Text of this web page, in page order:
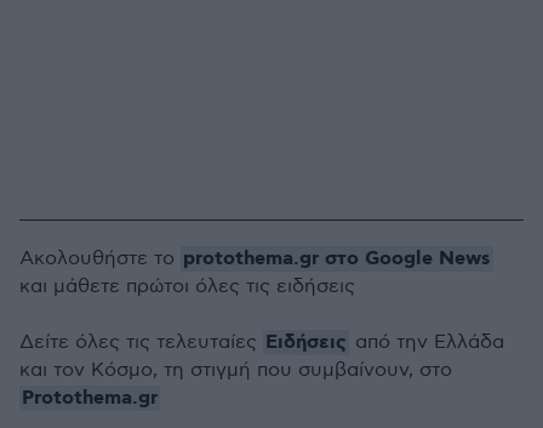
Ακολουθήστε το protothema.gr στο Google News
και μάθετε πρώτοι όλες τις ειδήσεις
Δείτε όλες τις τελευταίες Ειδήσεις από την Ελλάδα
και τον Κόσμο, τη στιγμή που συμβαίνουν, στο
Protothema.gr